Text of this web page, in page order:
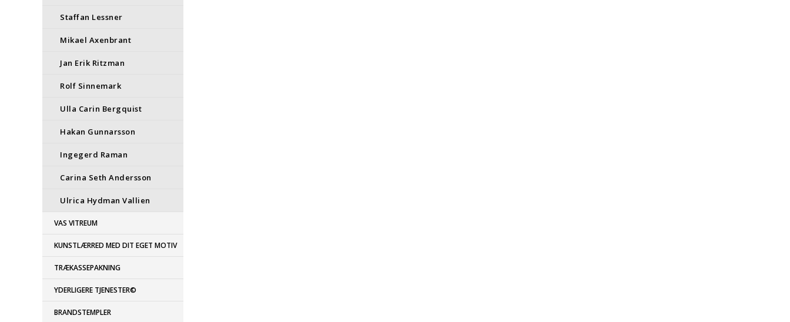
Staffan Lessner
Mikael Axenbrant
Jan Erik Ritzman
Rolf Sinnemark
Ulla Carin Bergquist
Hakan Gunnarsson
Ingegerd Raman
Carina Seth Andersson
Ulrica Hydman Vallien
VAS VITREUM
KUNSTLÆRRED MED DIT EGET MOTIV
TRÆKASSEPAKNING
YDERLIGERE TJENESTER©
BRANDSTEMPLER